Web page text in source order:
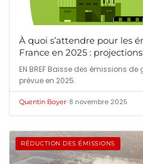
À quoi s’attendre pour les
France en 2025 :
EN BREF Baisse des émissions
prévue en 2025.
Quentin Boyer•8 novembre 2025
RÉDUCTION DES ÉMISSIONS